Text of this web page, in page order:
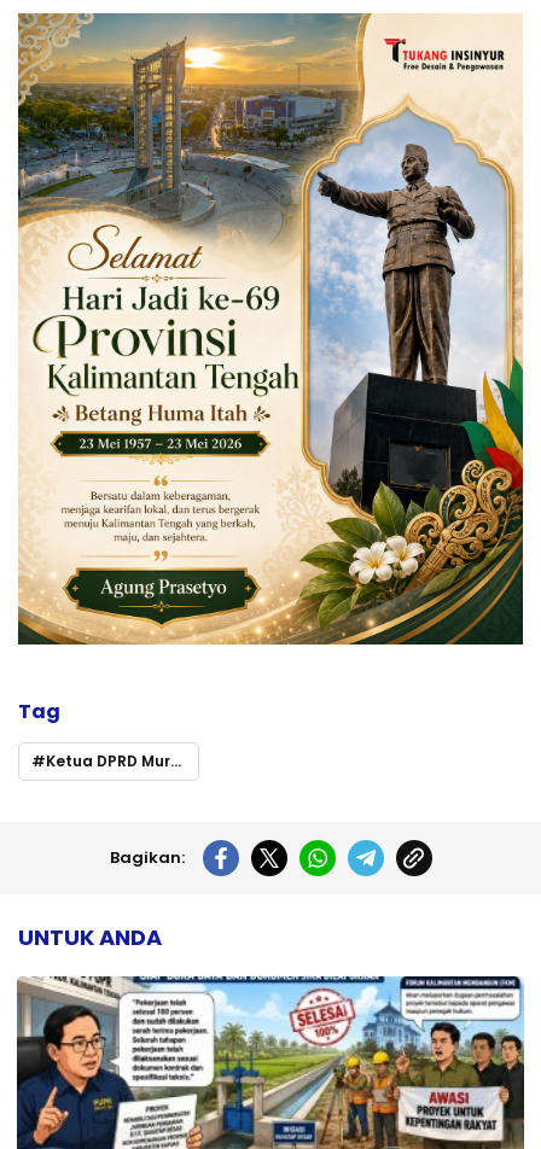
Tag
Ketua DPRD Murung Raya Serukan Warga Cegah Kebakaran Hutan dan Lahan Saat Musim Kemarau
Bagikan:
UNTUK ANDA